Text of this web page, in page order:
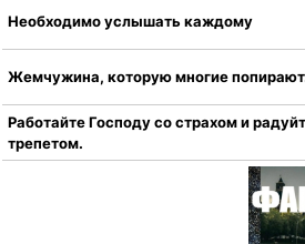
Необходимо услышать каждому
Жемчужина, которую многие
Работайте Господу со страхом и
трепетом.